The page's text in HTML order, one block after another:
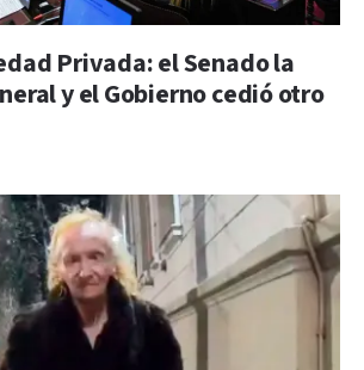
Privada: el Senado la
y el Gobierno cedió otro